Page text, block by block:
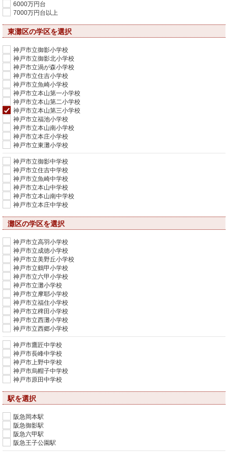
6000万円台
7000万円台以上
東灘区の学区を選択
神戸市立御影小学校
神戸市立御影北小学校
神戸市立渦が森小学校
神戸市立住吉小学校
神戸市立魚崎小学校
神戸市立本山第一小学校
神戸市立本山第二小学校
神戸市立本山第三小学校
神戸市立福池小学校
神戸市立本山南小学校
神戸市立本庄小学校
神戸市立東灘小学校
神戸市立御影中学校
神戸市立住吉中学校
神戸市立魚崎中学校
神戸市立本山中学校
神戸市立本山南中学校
神戸市立本庄中学校
灘区の学区を選択
神戸市立高羽小学校
神戸市立成徳小学校
神戸市立美野丘小学校
神戸市立鶴甲小学校
神戸市立六甲小学校
神戸市立灘小学校
神戸市立摩耶小学校
神戸市立福住小学校
神戸市立稗田小学校
神戸市立西灘小学校
神戸市立西郷小学校
神戸市鷹匠中学校
神戸市長峰中学校
神戸市上野中学校
神戸市烏帽子中学校
神戸市原田中学校
駅を選択
阪急岡本駅
阪急御影駅
阪急六甲駅
阪急王子公園駅